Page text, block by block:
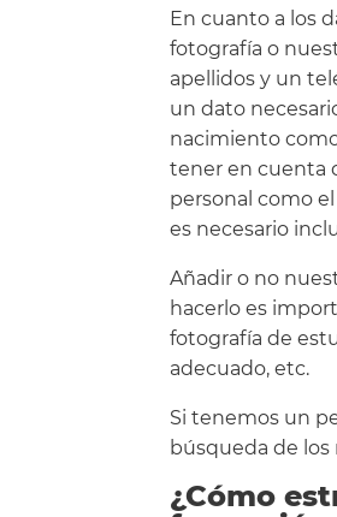
En cuanto a los
fotografía o
apellidos y un
un dato
nacimiento
tener en cuenta
personal como
es necesario
Añadir o no
hacerlo es
fotografía de
adecuado, etc.
Si tenemos un
búsqueda de los
¿Cómo